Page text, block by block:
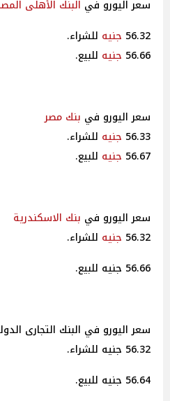
سعر اليورو في البنك الأهلى
56.32 جنيه للشراء.
56.66 جنيه للبيع.
سعر اليورو في بنك مصر
56.33 جنيه للشراء.
56.67 جنيه للبيع.
سعر اليورو في بنك الاسكندرية
56.32 جنيه للشراء.
56.66 جنيه للبيع.
سعر اليورو في البنك التجارى
56.32 جنيه للشراء.
56.64 جنيه للبيع.